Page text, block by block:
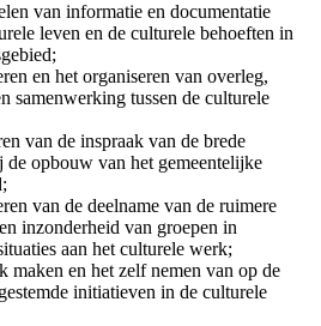
van informatie en documentatie
leven en de culturele behoeften in
en het organiseren van overleg,
samenwerking tussen de culturele
van de inspraak van de brede
opbouw van het gemeentelijke
van de deelname van de ruimere
inzonderheid van groepen in
aan het culturele werk;
maken en het zelf nemen van op de
initiatieven in de culturele